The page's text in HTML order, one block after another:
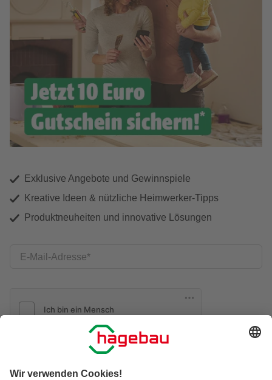
Exklusive Angebote und Gewinnspiele
Kreative Ideen & nützliche Heimwerker-Tipps
Produktneuheiten und innovative Lösungen
E-Mail-Adresse
Ich möchte auf mich
(inklusive den Newsletter) von hagebau erhalten. Ich